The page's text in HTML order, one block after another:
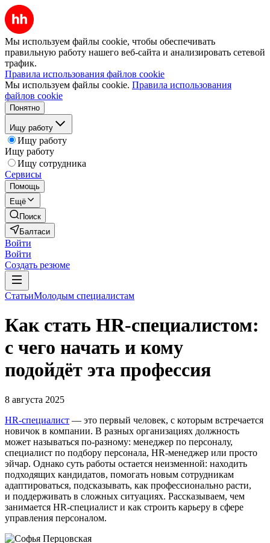
Мы используем файлы cookie, чтобы обеспечивать
правильную работу нашего веб-сайта и анализировать сетевой
трафик.
Правила использования файлов cookie
Мы используем файлы cookie. Правила использования
файлов cookie
Понятно
Ищу работу
Ищу работу
Ищу работу
Ищу сотрудника
Сервисы
Помощь
Ещё
Поиск
Балтаси
Войти
Войти
Создать резюме
СтатьиМолодым специалистам
Как стать HR-специалистом:
с чего начать и кому
подойдёт эта профессия
8 августа 2025
HR-специалист — это первый человек, с которым встречается
новичок в компании. В разных организациях должность
может называться по-разному: менеджер по персоналу,
специалист по подбору персонала, HR-менеджер или просто
эйчар. Однако суть работы остается неизменной: находить
подходящих кандидатов, помогать новым сотрудникам
адаптироваться, подсказывать, как профессионально расти,
и поддерживать в сложных ситуациях. Рассказываем, чем
занимается HR-специалист и как строить карьеру в сфере
управления персоналом.